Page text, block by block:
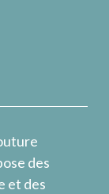
des
et des